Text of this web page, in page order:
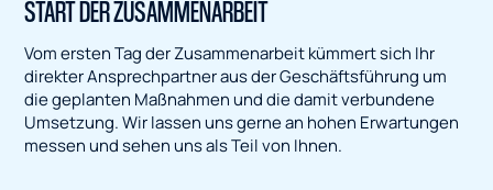
START DER ZUSAMMENARBEIT
Vom ersten Tag der Zusammenarbeit kümmert sich Ihr
direkter Ansprechpartner aus der Geschäftsführung um
die geplanten Maßnahmen und die damit verbundene
Umsetzung. Wir lassen uns gerne an hohen Erwartungen
messen und sehen uns als Teil von Ihnen.